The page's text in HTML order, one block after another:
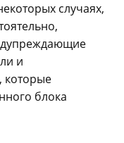
случаях,
и
которые
блока